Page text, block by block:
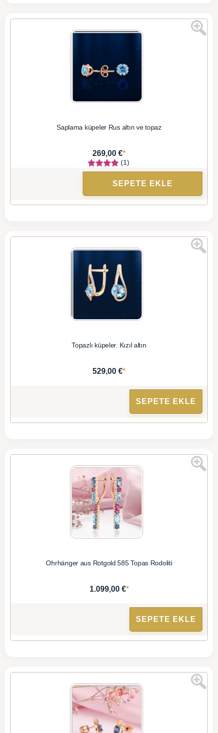
Saplama küpeler Rus altın ve topaz
269,00 €*
(1)
SEPETE EKLE
Topazlı küpeler. Kızıl altın
529,00 €*
SEPETE EKLE
Ohrhänger aus Rotgold 585 Topas Rodoliti
1.099,00 €*
SEPETE EKLE